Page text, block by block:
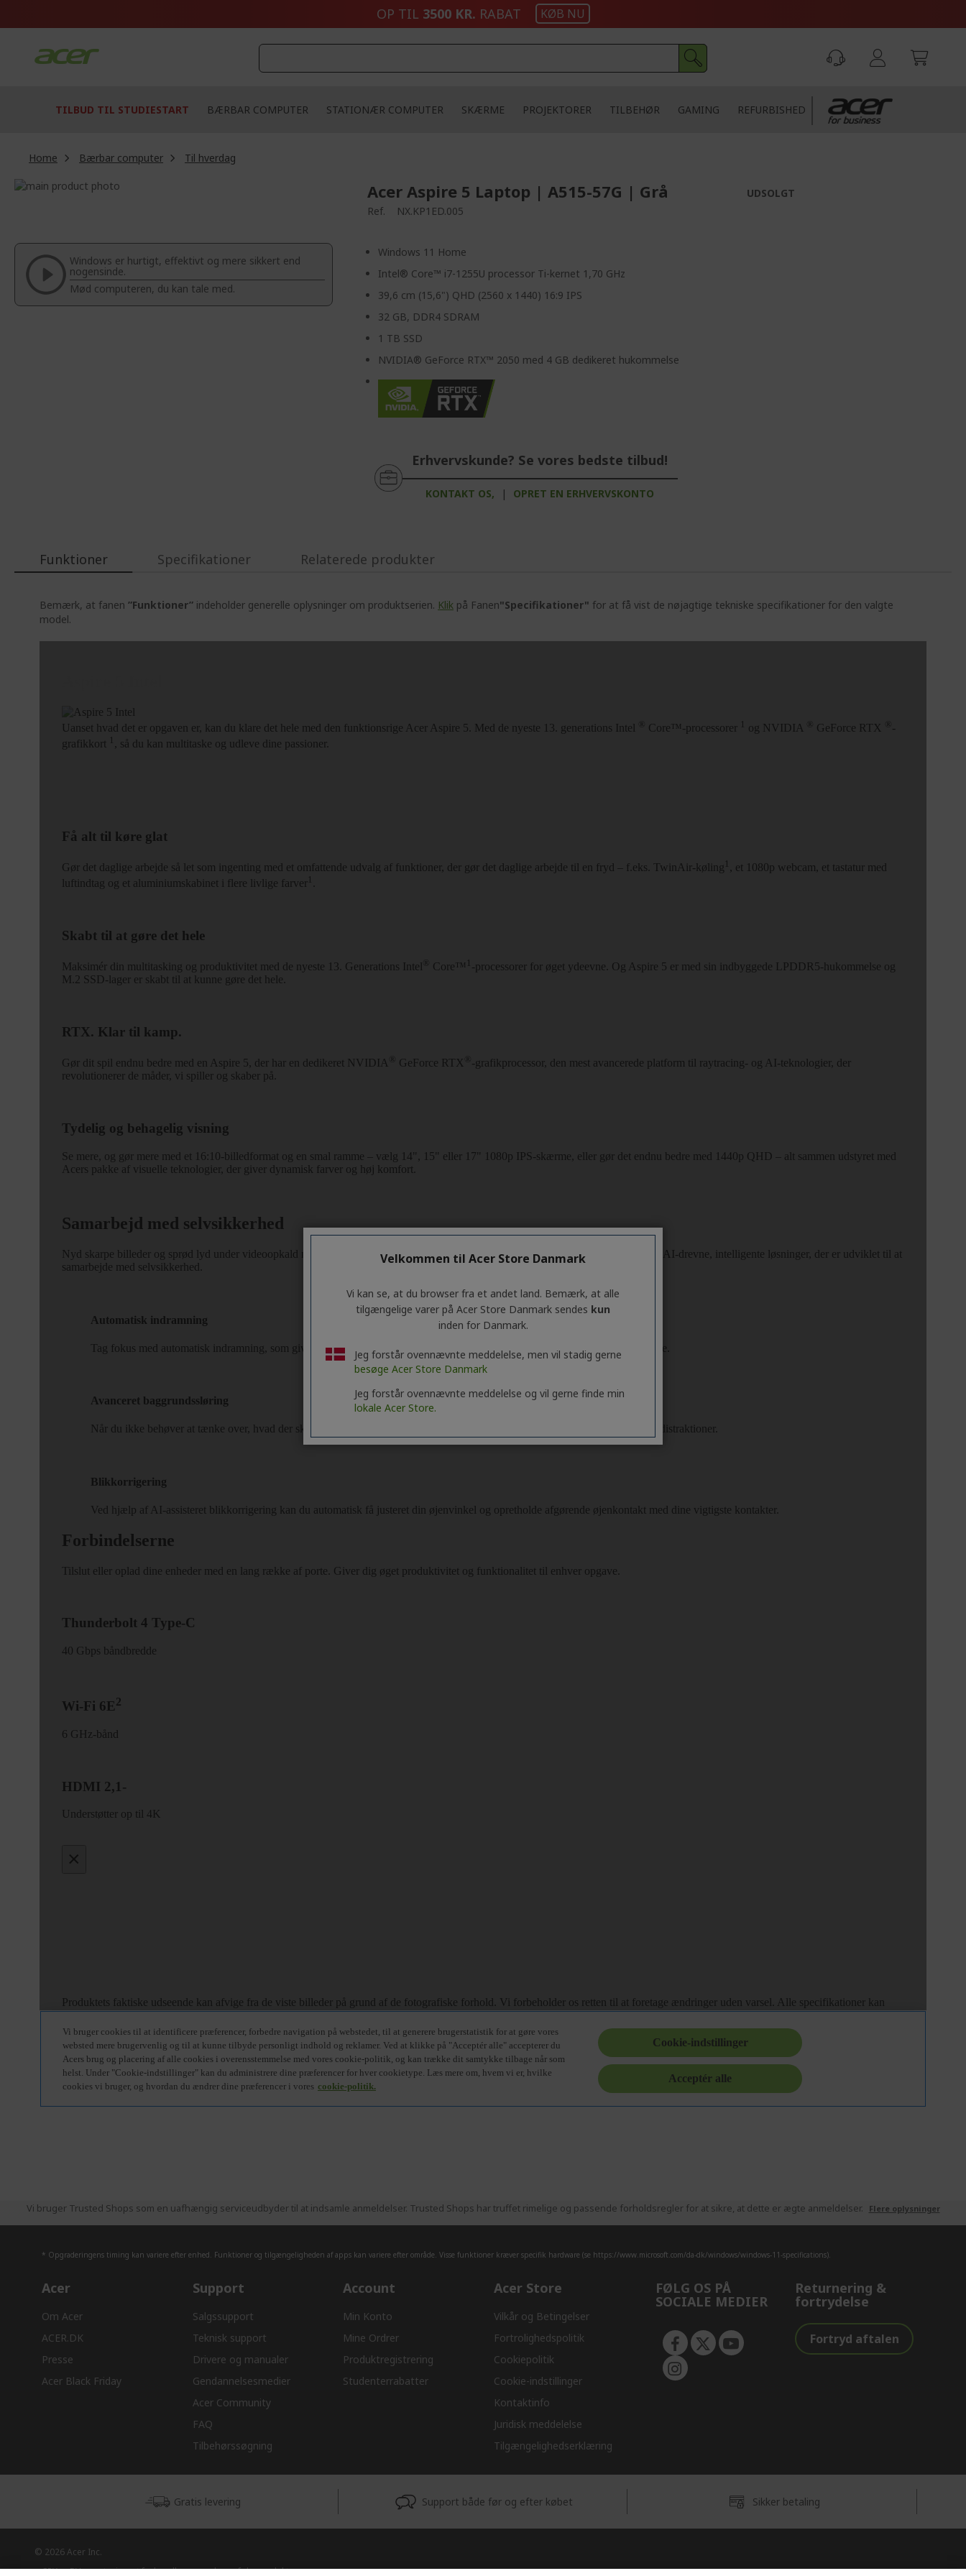
OP TIL 3500 KR. RABAT KØB NU
TILBUD TIL STUDIESTART BÆRBAR COMPUTER STATIONÆR COMPUTER SKÆRME PROJEKTORER TILBEHØR GAMING REFURBISHED
Home Bærbar computer
Til hverdag
Skip
of
images
gallery
beginning
the
images
gallery
Windows er hurtigt, effektivt og mere sikkert end
nogensinde.
Mød computeren, du kan tale med.
Acer Aspire 5 Laptop | A515-57G | Grå
Ref. NX.KP1ED.005
Windows 11 Home
Intel® Core™ i7-1255U processor Ti-kernet 1,70 GHz
39,6 cm (15,6") QHD (2560 x 1440) 16:9 IPS
32 GB, DDR4 SDRAM
1 TB SSD
NVIDIA® GeForce RTX™ 2050 med 4 GB dedikeret hukommelse
Erhvervskunde? Se vores bedste tilbud!
KONTAKT OS, | OPRET EN ERHVERVSKONTO
UDSOLGT
Funktioner
Bemærk, at fanen ”Funktioner” indeholder generelle oplysninger om produktserien. Klik på Fanen"Specifikationer" for at få vist de nøjagtige tekniske specifikationer for den valgte
model.
Specifikationer Relaterede produkter
Vi bruger Trusted Shops som en uafhængig serviceudbyder til at indsamle anmeldelser. Trusted Shops har truffet rimelige og passende forholdsregler for at sikre, at dette er ægte anmeldelser. Flere oplysninger
* Opgraderingens timing kan variere efter enhed. Funktioner og tilgængeligheden af apps kan variere efter område. Visse funktioner kræver specifik hardware (se https://www.microsoft.com/da-dk/windows/windows-11-specifications).
Acer
Om Acer
ACER.DK
Presse
Acer Black Friday
Support
Salgssupport
Teknisk support
Drivere og manualer
Gendannelsesmedier
Acer Community
FAQ
Tilbehørssøgning
Account
Min Konto
Mine Ordrer
Produktregistrering
Studenterrabatter
Acer Store
Vilkår og Betingelser
Fortrolighedspolitik
Cookiepolitik
Cookie-indstillinger
Kontaktinfo
Juridisk meddelelse
Tilgængelighedserklæring
FØLG OS PÅ
SOCIALE MEDIER
Returnering &
fortrydelse
Fortryd aftalen
Gratis levering Support både før og efter købet Sikker betaling
© 2026 Acer Inc.
CPYou BV er autoriseret forhandler og sælger af de produkter og
Velkommen til Acer Store Danmark
Vi kan se, at du browser fra et andet land. Bemærk, at alle
tilgængelige varer på Acer Store Danmark sendes kun
inden for Danmark.
Jeg forstår ovennævnte meddelelse, men vil stadig gerne
besøge Acer Store Danmark
Jeg forstår ovennævnte meddelelse og vil gerne finde min
lokale Acer Store.